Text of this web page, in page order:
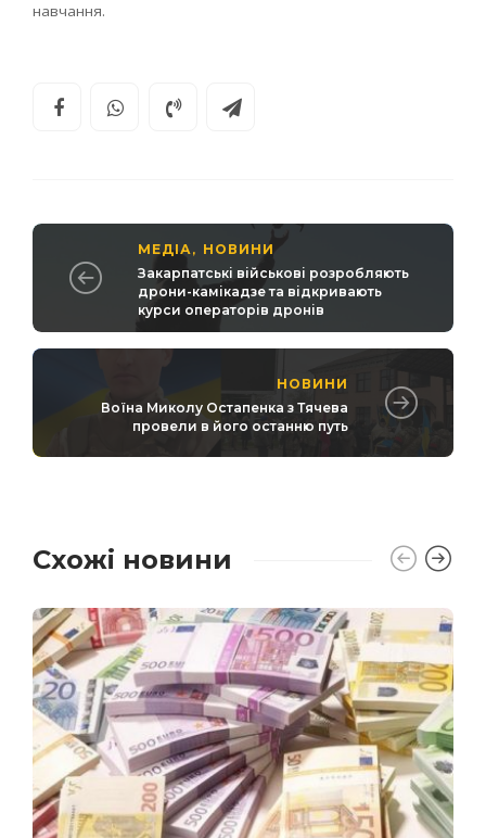
навчання.
МЕДІА, НОВИНИ
Закарпатські військові розробляють
дрони-камікадзе та відкривають
курси операторів дронів
НОВИНИ
Воїна Миколу Остапенка з Тячева
провели в його останню путь
Схожі новини